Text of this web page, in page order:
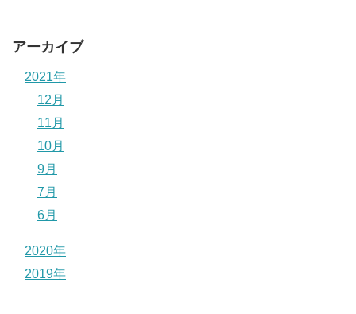
アーカイブ
2021年
12月
11月
10月
9月
7月
6月
2020年
2019年